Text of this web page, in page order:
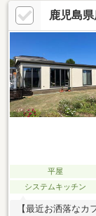
鹿児島
平屋
システムキッチン
【最近お洒落な